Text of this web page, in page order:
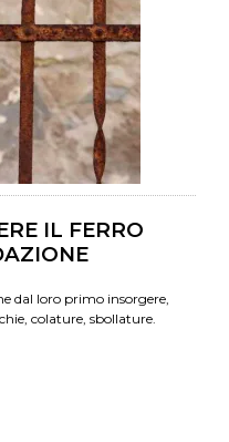
IL FERRO
dal loro primo insorgere,
colature, sbollature.